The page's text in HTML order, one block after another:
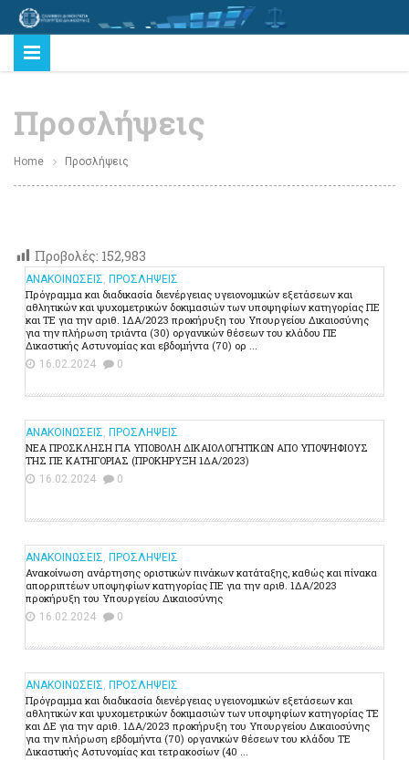
Προσλήψεις
Home Προσλήψεις
Προβολές: 152,983
ΑΝΑΚΟΙΝΩΣΕΙΣ, ΠΡΟΣΛΗΨΕΙΣ
Πρόγραμμα και διαδικασία διενέργειας υγειονομικών εξετάσεων και
αθλητικών και ψυχομετρικών δοκιμασιών των υποψηφίων κατηγορίας ΠΕ
και ΤΕ για την αριθ. 1ΔΑ/2023 προκήρυξη του Υπουργείου Δικαιοσύνης
για την πλήρωση τριάντα (30) οργανικών θέσεων του κλάδου ΠΕ
Δικαστικής Αστυνομίας και εβδομήντα (70) ορ ...
16.02.2024 0
ΑΝΑΚΟΙΝΩΣΕΙΣ, ΠΡΟΣΛΗΨΕΙΣ
ΝΕΑ ΠΡΟΣΚΛΗΣΗ ΓΙΑ ΥΠΟΒΟΛΗ ΔΙΚΑΙΟΛΟΓΗΤΙΚΩΝ ΑΠΟ ΥΠΟΨΗΦΙΟΥΣ
ΤΗΣ ΠΕ ΚΑΤΗΓΟΡΙΑΣ (ΠΡΟΚΗΡΥΞΗ 1ΔΑ/2023)
16.02.2024 0
ΑΝΑΚΟΙΝΩΣΕΙΣ, ΠΡΟΣΛΗΨΕΙΣ
Ανακοίνωση ανάρτησης οριστικών πινάκων κατάταξης, καθώς και πίνακα
απορριπτέων υποψηφίων κατηγορίας ΠΕ για την αριθ. 1ΔΑ/2023
προκήρυξη του Υπουργείου Δικαιοσύνης
16.02.2024 0
ΑΝΑΚΟΙΝΩΣΕΙΣ, ΠΡΟΣΛΗΨΕΙΣ
Πρόγραμμα και διαδικασία διενέργειας υγειονομικών εξετάσεων και
αθλητικών και ψυχομετρικών δοκιμασιών των υποψηφίων κατηγορίας ΤΕ
και ΔΕ για την αριθ. 1ΔΑ/2023 προκήρυξη του Υπουργείου Δικαιοσύνης
για την πλήρωση εβδομήντα (70) οργανικών θέσεων του κλάδου ΤΕ
Δικαστικής Αστυνομίας και τετρακοσίων (40 ...